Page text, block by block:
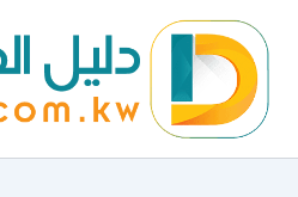
المحتوى